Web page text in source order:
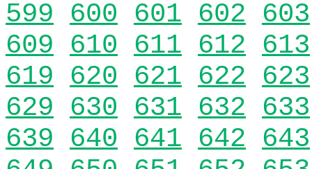
599 600 601 602 603
609 610 611 612 613
619 620 621 622 623
629 630 631 632 633
639 640 641 642 643